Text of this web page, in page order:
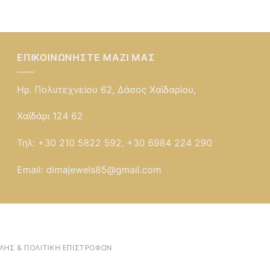
ΕΠΙΚΟΙΝΩΝΉΣΤΕ ΜΑΖΊ ΜΑΣ
Ηρ. Πολυτεχνείου 62, Δάσος Χαϊδαρίου,
Χαϊδάρι 124 62
Τηλ: +30 210 5822 592, +30 6984 224 290
Email: dimajewels85@gmail.com
& ΠΟΛΙΤΙΚΉ ΕΠΙΣΤΡΟΦΏΝ